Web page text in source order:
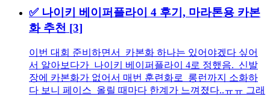
✅ 나이키 베이퍼플라이 4 후기, 마라톤용 카본
화 추천 [3]
이번 대회 준비하면서 카본화 하나는 있어야겠다 싶어
서 알아보다가 나이키 베이퍼플라이 4로 정했음. 신발
장에 카본화가 없어서 매번 훈련화로 롱런까지 소화하
다 보니 페이스 올릴 때마다 한계가 느껴졌다..ㅠㅠ 그래